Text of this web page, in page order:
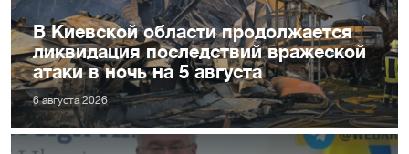
В Киевской области продолжается
ликвидация последствий вражеской
атаки в ночь на 5 августа
6 августа 2026